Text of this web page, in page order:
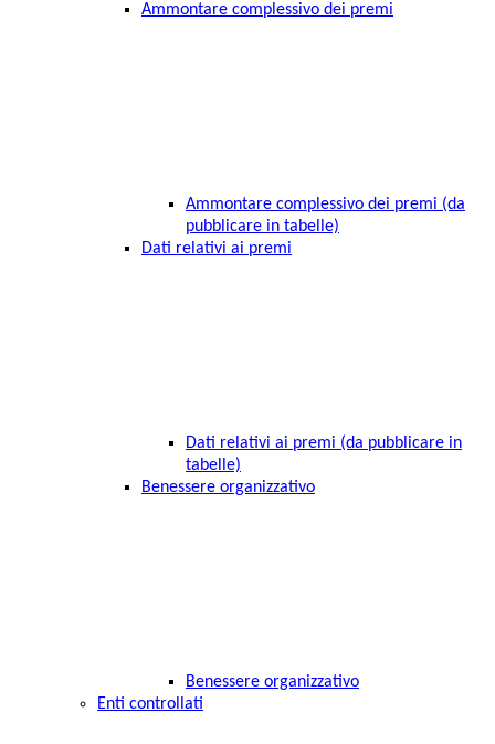
Ammontare complessivo dei premi
Ammontare complessivo dei premi (da
pubblicare in tabelle)
Dati relativi ai premi
Dati relativi ai premi (da pubblicare in
tabelle)
Benessere organizzativo
Benessere organizzativo
Enti controllati